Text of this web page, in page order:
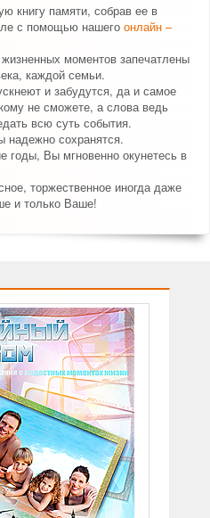
книгу памяти, собрав ее в
с помощью нашего онлайн –
моментов запечатлены
каждой семьи.
и забудутся, да и самое
не сможете, а слова ведь
всю суть события.
сохранятся.
годы, Вы мгновенно окунетесь в
торжественное иногда даже
и только Ваше!